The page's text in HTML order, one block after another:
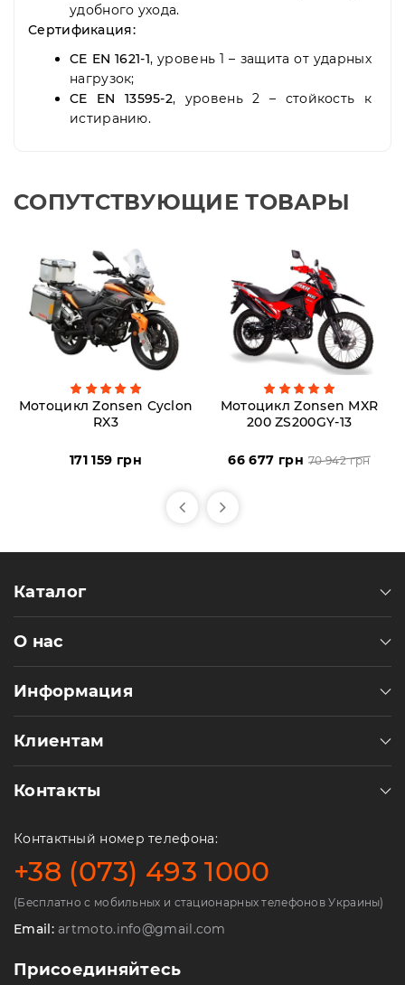
удобного ухода.
Сертификация:
CE EN 1621-1, уровень 1 – защита от ударных
нагрузок;
CE EN 13595-2, уровень 2 – стойкость к
истиранию.
СОПУТСТВУЮЩИЕ ТОВАРЫ
Мотоцикл Zonsen Cyclon
RX3
171 159 грн
Мотоцикл Zonsen MXR
200 ZS200GY-13
66 677 грн 70 942 грн
Каталог
О нас
Информация
Клиентам
Контакты
Контактный номер телефона:
+38 (073) 493 1000
(Бесплатно с мобильных и стационарных телефонов Украины)
Email:artmoto.info@gmail.com
Присоединяйтесь